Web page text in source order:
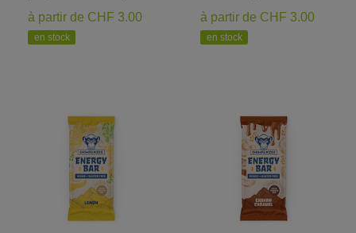
à partir de CHF 3.00
en stock
à partir de CHF 3.00
en stock